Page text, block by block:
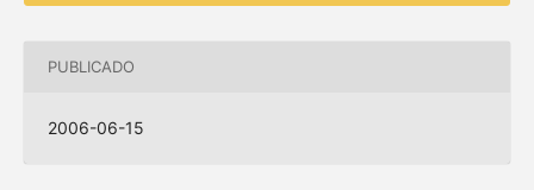
PUBLICADO
2006-06-15